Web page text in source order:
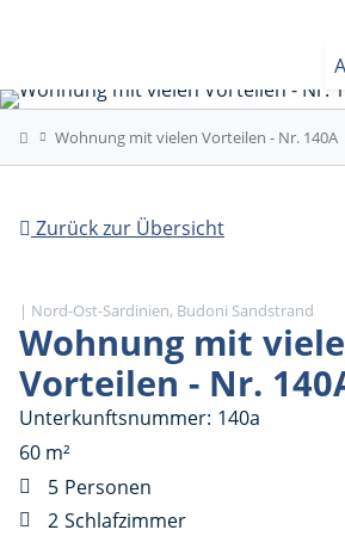
Wohnung mit vielen Vorteilen - Nr. 140A
Zurück zur Übersicht
| Nord-Ost-Sardinien, Budoni Sandstrand
Wohnung mit
Vorteilen - Nr.
Unterkunftsnummer 140a
60 m²
Personen
5
Schlafzimmer
2